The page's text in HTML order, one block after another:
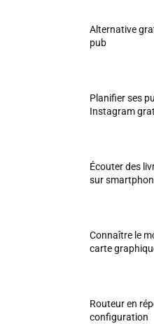
Alternative
pub
Planifier ses
Instagram
Écouter des
sur
Connaître le
carte
Routeur en
configuration